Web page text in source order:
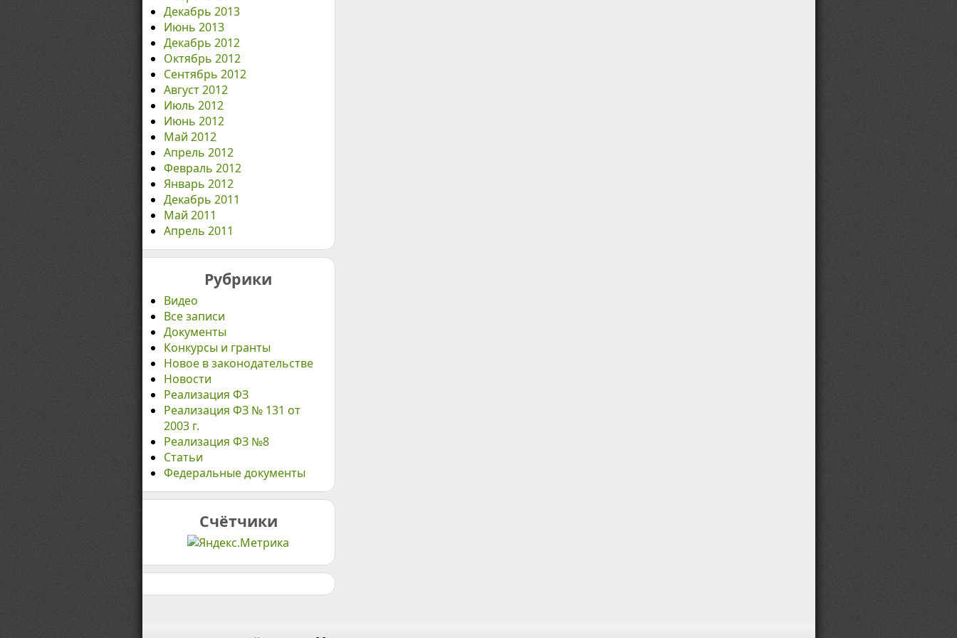
Декабрь 2013
Июнь 2013
Декабрь 2012
Октябрь 2012
Сентябрь 2012
Август 2012
Июль 2012
Июнь 2012
Май 2012
Апрель 2012
Февраль 2012
Январь 2012
Декабрь 2011
Май 2011
Апрель 2011
Рубрики
Видео
Все записи
Документы
Конкурсы и гранты
Новое в законодательстве
Новости
Реализация ФЗ
Реализация ФЗ № 131 от
2003 г.
Реализация ФЗ №8
Статьи
Федеральные документы
Счётчики